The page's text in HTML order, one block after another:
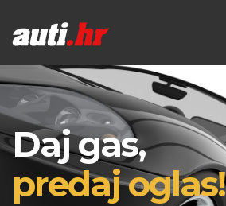
Daj gas,
predaj oglas!